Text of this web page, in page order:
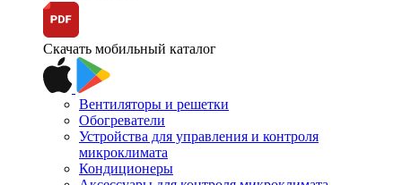
Скачать мобильный каталог
Вентиляторы и решетки
Обогреватели
Устройства для управления и контроля
микроклимата
Кондиционеры